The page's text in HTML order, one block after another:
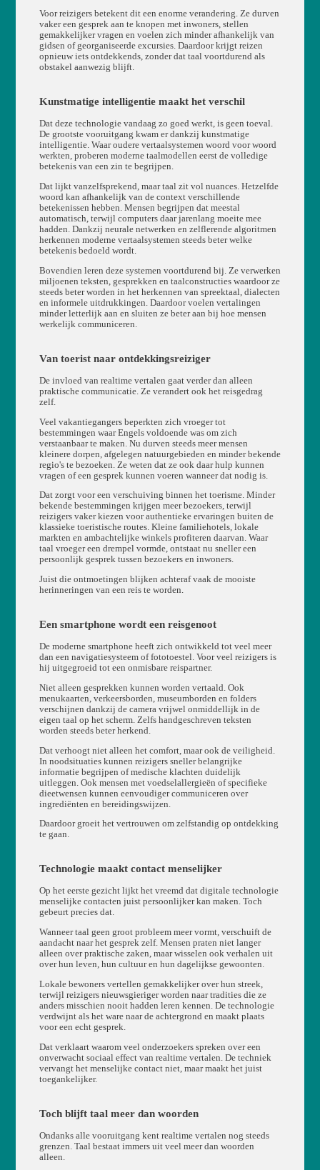
Voor reizigers betekent dit een enorme verandering. Ze durven
vaker een gesprek aan te knopen met inwoners, stellen
gemakkelijker vragen en voelen zich minder afhankelijk van
gidsen of georganiseerde excursies. Daardoor krijgt reizen
opnieuw iets ontdekkends, zonder dat taal voortdurend als
obstakel aanwezig blijft.
Kunstmatige intelligentie maakt het verschil
Dat deze technologie vandaag zo goed werkt, is geen toeval.
De grootste vooruitgang kwam er dankzij kunstmatige
intelligentie. Waar oudere vertaalsystemen woord voor woord
werkten, proberen moderne taalmodellen eerst de volledige
betekenis van een zin te begrijpen.
Dat lijkt vanzelfsprekend, maar taal zit vol nuances. Hetzelfde
woord kan afhankelijk van de context verschillende
betekenissen hebben. Mensen begrijpen dat meestal
automatisch, terwijl computers daar jarenlang moeite mee
hadden. Dankzij neurale netwerken en zelflerende algoritmen
herkennen moderne vertaalsystemen steeds beter welke
betekenis bedoeld wordt.
Bovendien leren deze systemen voortdurend bij. Ze verwerken
miljoenen teksten, gesprekken en taalconstructies waardoor ze
steeds beter worden in het herkennen van spreektaal, dialecten
en informele uitdrukkingen. Daardoor voelen vertalingen
minder letterlijk aan en sluiten ze beter aan bij hoe mensen
werkelijk communiceren.
Van toerist naar ontdekkingsreiziger
De invloed van realtime vertalen gaat verder dan alleen
praktische communicatie. Ze verandert ook het reisgedrag
zelf.
Veel vakantiegangers beperkten zich vroeger tot
bestemmingen waar Engels voldoende was om zich
verstaanbaar te maken. Nu durven steeds meer mensen
kleinere dorpen, afgelegen natuurgebieden en minder bekende
regio's te bezoeken. Ze weten dat ze ook daar hulp kunnen
vragen of een gesprek kunnen voeren wanneer dat nodig is.
Dat zorgt voor een verschuiving binnen het toerisme. Minder
bekende bestemmingen krijgen meer bezoekers, terwijl
reizigers vaker kiezen voor authentieke ervaringen buiten de
klassieke toeristische routes. Kleine familiehotels, lokale
markten en ambachtelijke winkels profiteren daarvan. Waar
taal vroeger een drempel vormde, ontstaat nu sneller een
persoonlijk gesprek tussen bezoekers en inwoners.
Juist die ontmoetingen blijken achteraf vaak de mooiste
herinneringen van een reis te worden.
Een smartphone wordt een reisgenoot
De moderne smartphone heeft zich ontwikkeld tot veel meer
dan een navigatiesysteem of fototoestel. Voor veel reizigers is
hij uitgegroeid tot een onmisbare reispartner.
Niet alleen gesprekken kunnen worden vertaald. Ook
menukaarten, verkeersborden, museumborden en folders
verschijnen dankzij de camera vrijwel onmiddellijk in de
eigen taal op het scherm. Zelfs handgeschreven teksten
worden steeds beter herkend.
Dat verhoogt niet alleen het comfort, maar ook de veiligheid.
In noodsituaties kunnen reizigers sneller belangrijke
informatie begrijpen of medische klachten duidelijk
uitleggen. Ook mensen met voedselallergieën of specifieke
dieetwensen kunnen eenvoudiger communiceren over
ingrediënten en bereidingswijzen.
Daardoor groeit het vertrouwen om zelfstandig op ontdekking
te gaan.
Technologie maakt contact menselijker
Op het eerste gezicht lijkt het vreemd dat digitale technologie
menselijke contacten juist persoonlijker kan maken. Toch
gebeurt precies dat.
Wanneer taal geen groot probleem meer vormt, verschuift de
aandacht naar het gesprek zelf. Mensen praten niet langer
alleen over praktische zaken, maar wisselen ook verhalen uit
over hun leven, hun cultuur en hun dagelijkse gewoonten.
Lokale bewoners vertellen gemakkelijker over hun streek,
terwijl reizigers nieuwsgieriger worden naar tradities die ze
anders misschien nooit hadden leren kennen. De technologie
verdwijnt als het ware naar de achtergrond en maakt plaats
voor een echt gesprek.
Dat verklaart waarom veel onderzoekers spreken over een
onverwacht sociaal effect van realtime vertalen. De techniek
vervangt het menselijke contact niet, maar maakt het juist
toegankelijker.
Toch blijft taal meer dan woorden
Ondanks alle vooruitgang kent realtime vertalen nog steeds
grenzen. Taal bestaat immers uit veel meer dan woorden
alleen.